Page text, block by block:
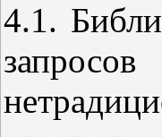
4.1.